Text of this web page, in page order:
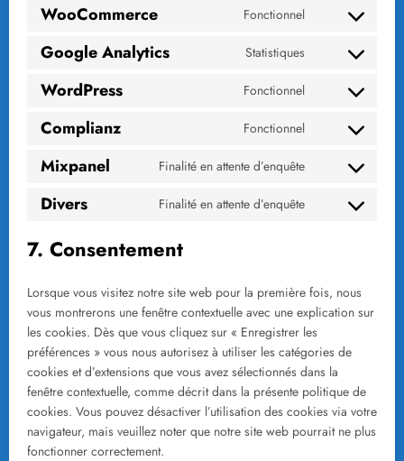
service
(various)
WooCommerce Fonctionnel
Consent
service
Google Analytics Statistiques
Consent
service
analytics
WordPress Fonctionnel
Consent
service
Complianz Fonctionnel
Consent
service
Mixpanel Finalité en attente d’enquête
Consent
service
Divers Finalité en attente d’enquête
Consent
7. Consentement
Lorsque vous visitez notre site web pour la première fois, nous
vous montrerons une fenêtre contextuelle avec une explication sur
les cookies. Dès que vous cliquez sur « Enregistrer les
préférences » vous nous autorisez à utiliser les catégories de
cookies et d’extensions que vous avez sélectionnés dans la
fenêtre contextuelle, comme décrit dans la présente politique de
cookies. Vous pouvez désactiver l’utilisation des cookies via votre
navigateur, mais veuillez noter que notre site web pourrait ne plus
fonctionner correctement.